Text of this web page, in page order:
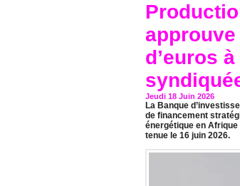
d’euros
Jeudi 18 Juin 2026
La Banque
de financement
énergétique en Afrique
tenue le 16 juin 2026.